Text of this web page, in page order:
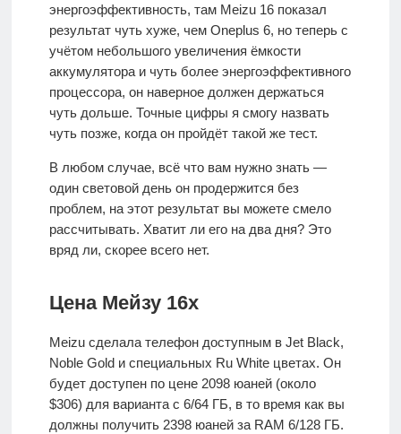
энергоэффективность, там Meizu 16 показал
результат чуть хуже, чем Oneplus 6, но теперь с
учётом небольшого увеличения ёмкости
аккумулятора и чуть более энергоэффективного
процессора, он наверное должен держаться
чуть дольше. Точные цифры я смогу назвать
чуть позже, когда он пройдёт такой же тест.
В любом случае, всё что вам нужно знать —
один световой день он продержится без
проблем, на этот результат вы можете смело
рассчитывать. Хватит ли его на два дня? Это
вряд ли, скорее всего нет.
Цена Мейзу 16x
Meizu сделала телефон доступным в Jet Black,
Noble Gold и специальных Ru White цветах. Он
будет доступен по цене 2098 юаней (около
$306) для варианта с 6/64 ГБ, в то время как вы
должны получить 2398 юаней за RAM 6/128 ГБ.